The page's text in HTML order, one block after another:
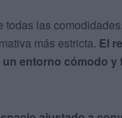
las
más estricta. El
entorno cómodo